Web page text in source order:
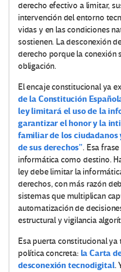
derecho efectivo a limitar,
intervención del entorno
vidas y en las condiciones
sostienen. La desconexión
derecho porque la conexión
obligación.
El encaje constitucional ya
de la Constitución
ley limitará el uso de la
garantizar el honor y la
familiar de los
de sus derechos”. Esa
informática como destino.
ley debe limitar la
derechos, con más razón
sistemas que multiplican
automatización de
estructural y vigilancia
Esa puerta constitucional
política concreta: la Carta
desconexión tecnodigital.